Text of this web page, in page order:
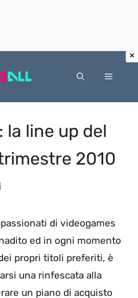
Menu
la line up del
2010
di videogames
ed in ogni momento
propri titoli preferiti, è
una rinfescata alla
un piano di acquisto